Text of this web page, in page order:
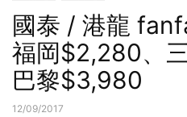
國泰 / 港龍
福岡$2,280、
巴黎$3,980
12/09/2017